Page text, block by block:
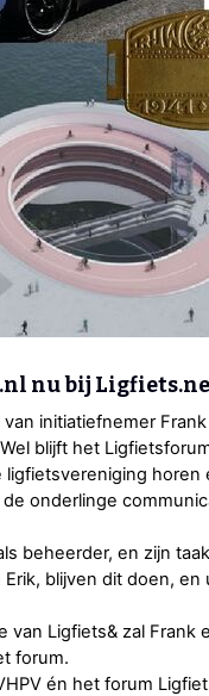
nu bij
van initiatiefnemer
blijft het
onderlinge
beheerder, en zijn
blijven dit doen,
van Ligfiets& zal
forum.
én het forum